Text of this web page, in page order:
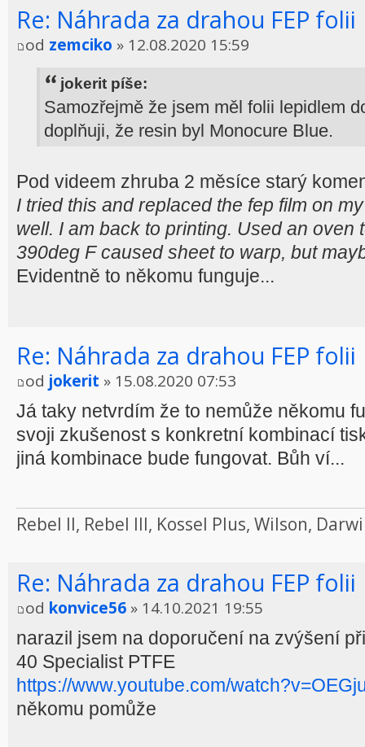
Re: Náhrada za drahou FEP folii
od zemciko » 12.08.2020 15:59
jokerit píše:
Samozřejmě že jsem měl folii lepidlem
doplňuji, že resin byl Monocure Blue.
Pod videem zhruba 2 měsíce starý
I tried this and replaced the fep film on
well. I am back to printing. Used an oven
390deg F caused sheet to warp, but
Evidentně to někomu funguje...
Re: Náhrada za drahou FEP folii
od jokerit » 15.08.2020 07:53
Já taky netvrdím že to nemůže někomu
svoji zkušenost s konkretní kombinací
jiná kombinace bude fungovat. Bůh ví...
Rebel II, Rebel III, Kossel Plus, Wilson,
Re: Náhrada za drahou FEP folii
od konvice56 » 14.10.2021 19:55
narazil jsem na doporučení na zvýšení
40 Specialist PTFE
https://www.youtube.com/
někomu pomůže